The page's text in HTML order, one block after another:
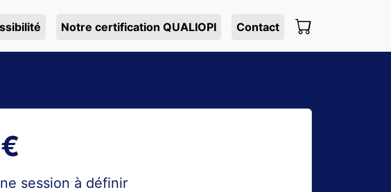
Notre certification QUALIOPI Contact
session à définir